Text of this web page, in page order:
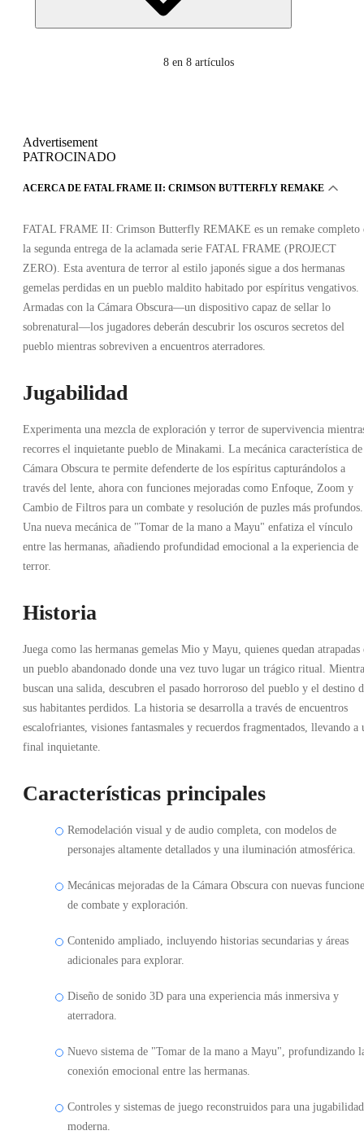
8 en 8 artículos
Advertisement
PATROCINADO
ACERCA DE FATAL FRAME II: CRIMSON BUTTERFLY REMAKE
FATAL FRAME II: Crimson Butterfly REMAKE es un remake completo
la segunda entrega de la aclamada serie FATAL FRAME (PROJECT
ZERO). Esta aventura de terror al estilo japonés sigue a dos hermanas
gemelas perdidas en un pueblo maldito habitado por espíritus vengativos.
Armadas con la Cámara Obscura—un dispositivo capaz de sellar lo
sobrenatural—los jugadores deberán descubrir los oscuros secretos del
pueblo mientras sobreviven a encuentros aterradores.
Jugabilidad
Experimenta una mezcla de exploración y terror de supervivencia
recorres el inquietante pueblo de Minakami. La mecánica característica
Cámara Obscura te permite defenderte de los espíritus capturándolos a
través del lente, ahora con funciones mejoradas como Enfoque, Zoom y
Cambio de Filtros para un combate y resolución de puzles más profundos.
Una nueva mecánica de "Tomar de la mano a Mayu" enfatiza el vínculo
entre las hermanas, añadiendo profundidad emocional a la experiencia de
terror.
Historia
Juega como las hermanas gemelas Mio y Mayu, quienes quedan atrapadas
un pueblo abandonado donde una vez tuvo lugar un trágico ritual.
buscan una salida, descubren el pasado horroroso del pueblo y el destino
sus habitantes perdidos. La historia se desarrolla a través de encuentros
escalofriantes, visiones fantasmales y recuerdos fragmentados, llevando a
final inquietante.
Características principales
Remodelación visual y de audio completa, con modelos de
personajes altamente detallados y una iluminación atmosférica.
Mecánicas mejoradas de la Cámara Obscura con nuevas
de combate y exploración.
Contenido ampliado, incluyendo historias secundarias y áreas
adicionales para explorar.
Diseño de sonido 3D para una experiencia más inmersiva y
aterradora.
Nuevo sistema de "Tomar de la mano a Mayu", profundizando
conexión emocional entre las hermanas.
Controles y sistemas de juego reconstruidos para una jugabilidad
moderna.